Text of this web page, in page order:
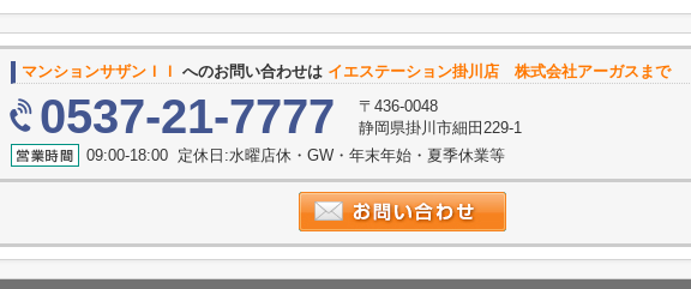
マンションサザンＩＩ へのお問い合わせは イエステーション掛川店 株式会社アーガスまで
0537-21-7777
〒436-0048
静岡県掛川市細田229-1
09:00-18:00 定休日:水曜店休・GW・年末年始・夏季休業等